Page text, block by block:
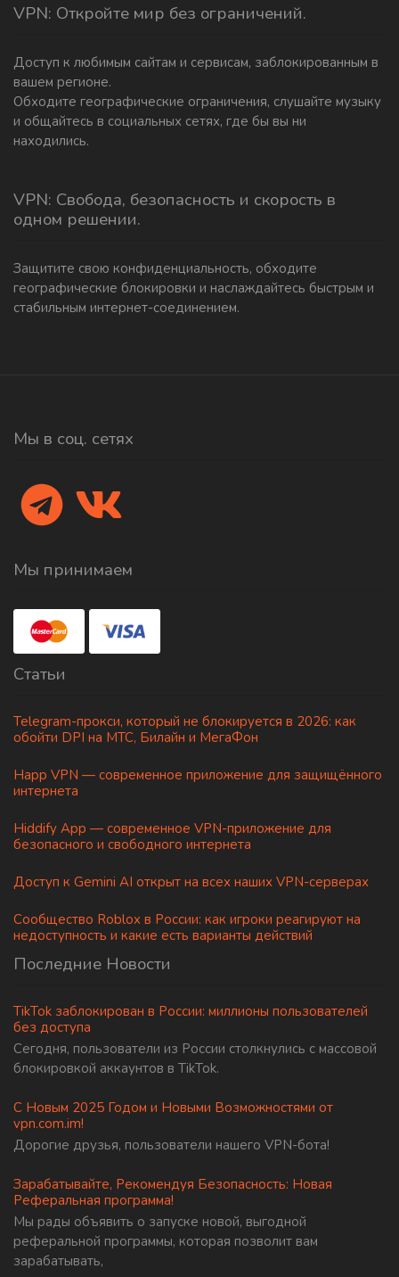
VPN: Откройте мир без ограничений.
Доступ к любимым сайтам и сервисам, заблокированным в
вашем регионе.
Обходите географические ограничения, слушайте музыку
и общайтесь в социальных сетях, где бы вы ни
находились.
VPN: Свобода, безопасность и скорость в
одном решении.
Защитите свою конфиденциальность, обходите
географические блокировки и наслаждайтесь быстрым и
стабильным интернет-соединением.
Мы в соц. сетях
Мы принимаем
Статьи
Telegram-прокси, который не блокируется в 2026: как
обойти DPI на МТС, Билайн и МегаФон
Happ VPN — современное приложение для защищённого
интернета
Hiddify App — современное VPN-приложение для
безопасного и свободного интернета
Доступ к Gemini AI открыт на всех наших VPN-серверах
Сообщество Roblox в России: как игроки реагируют на
недоступность и какие есть варианты действий
Последние Новости
TikTok заблокирован в России: миллионы пользователей
без доступа
Сегодня, пользователи из России столкнулись с массовой
блокировкой аккаунтов в TikTok.
С Новым 2025 Годом и Новыми Возможностями от
vpn.com.im!
Дорогие друзья, пользователи нашего VPN-бота!
Зарабатывайте, Рекомендуя Безопасность: Новая
Реферальная программа!
Мы рады объявить о запуске новой, выгодной
реферальной программы, которая позволит вам
зарабатывать,